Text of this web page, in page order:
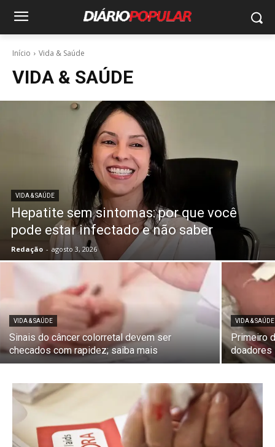
Início Vida & Saúde
VIDA & SAÚDE
VIDA & SAÚDE
Hepatite sem sintomas: por que você
pode estar infectado e não saber
Redação - agosto 3, 2026
VIDA & SAÚDE
Sinais do câncer colorretal devem ser
checados com rapidez; saiba mais
VIDA & SAÚDE
Primeiro
doadores